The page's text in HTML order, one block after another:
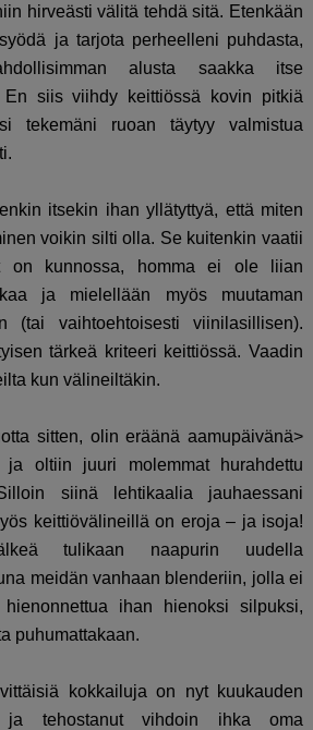
hirveästi välitä tehdä sitä. Etenkään
ja tarjota perheelleni puhdasta,
alusta saakka itse
En siis viihdy keittiössä kovin pitkiä
tekemäni ruoan täytyy valmistua
itsekin ihan yllätyttyä, että miten
voikin silti olla. Se kuitenkin vaatii
on kunnossa, homma ei ole liian
ja mielellään myös muutaman
(tai vaihtoehtoisesti viinilasillisen).
tärkeä kriteeri keittiössä. Vaadin
kun välineiltäkin.
sitten, olin eräänä aamupäivänä>
ja oltiin juuri molemmat hurahdettu
siinä lehtikaalia jauhaessani
keittiövälineillä on eroja – ja isoja!
tulikaan naapurin uudella
meidän vanhaan blenderiin, jolla ei
ihan hienoksi silpuksi,
puhumattakaan.
kokkailuja on nyt kuukauden
ja tehostanut vihdoin ihka oma